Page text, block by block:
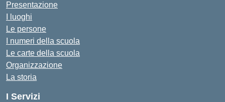
Presentazione
I luoghi
Le persone
I numeri della scuola
Le carte della scuola
Organizzazione
La storia
I Servizi